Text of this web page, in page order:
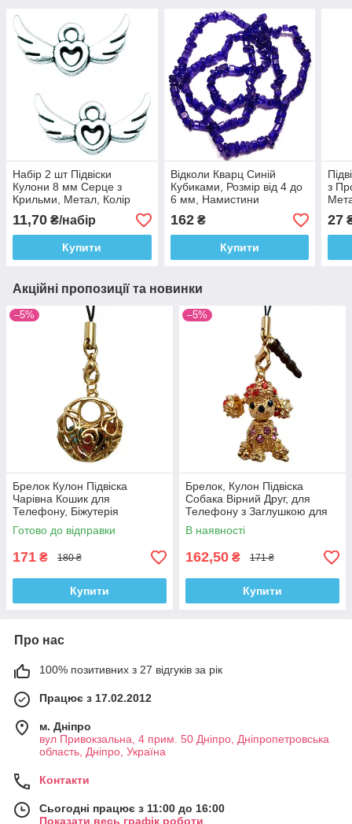
Набір 2 шт Підвіски
Кулони 8 мм Серце з
Крильми, Метал, Колір
Біжутерії
11,70 ₴/набір
Купити
Відколи Кварц Синій
Кубиками, Розмір від 4 до
6 мм, Намистини
Рукоділля
162₴
Купити
з
27
Акційні пропозиції та новинки
–5%
Брелок Кулон Підвіска
Чарівна Кошик для
Телефону, Біжутерія
Готово до відправки
171 ₴ 180 ₴
Купити
–5%
Брелок, Кулон Підвіска
Собака Вірний Друг, для
Телефону з Заглушкою для
Ауді Роз'єму, Біжутерія
В наявності
162,50 ₴ 171 ₴
Купити
Про нас
100% позитивних з 27 відгуків за рік
Працює з 17.02.2012
м. Дніпро
вул Привокзальна, 4 прим. 50 Дніпро, Дніпропетровська
область, Дніпро, Україна
Контакти
Сьогодні працює з 11:00 до 16:00
Показати весь графік роботи